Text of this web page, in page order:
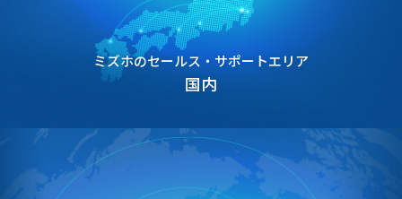
ミズホのセールス・サポートエリア
国内